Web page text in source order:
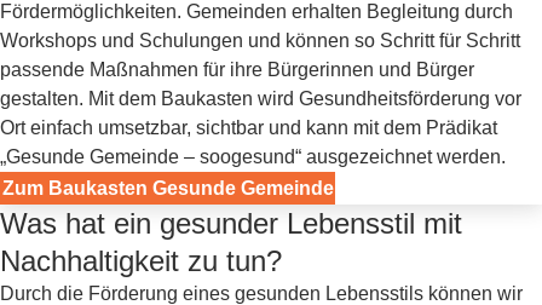
Fördermöglichkeiten. Gemeinden erhalten Begleitung durch
Workshops und Schulungen und können so Schritt für Schritt
passende Maßnahmen für ihre Bürgerinnen und Bürger
gestalten. Mit dem Baukasten wird Gesundheitsförderung vor
Ort einfach umsetzbar, sichtbar und kann mit dem Prädikat
„Gesunde Gemeinde – soogesund“ ausgezeichnet werden.
Zum Baukasten Gesunde Gemeinde
Was hat ein gesunder Lebensstil mit
Nachhaltigkeit zu tun?
Durch die Förderung eines gesunden Lebensstils können wir